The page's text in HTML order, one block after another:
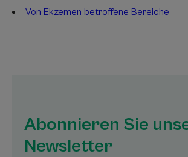
Von Ekzemen betroffene Bereiche
Abonnieren Sie
Newsletter